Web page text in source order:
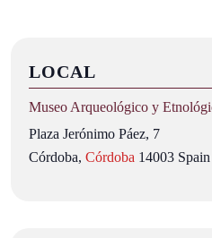
LOCAL
Museo Arqueológico y
Plaza Jerónimo Páez, 7
Córdoba, Córdoba 14003 Spain